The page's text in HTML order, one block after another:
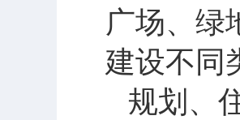
广场、绿
建设不同
规划、